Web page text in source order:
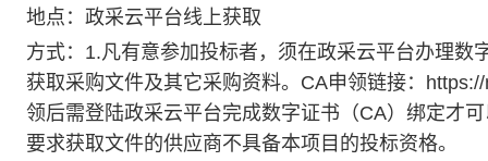
地点：政采云平台线上获取
方式：1.凡有意参加投标者，须在政采云平台办理
获取采购文件及其它采购资料。CA申领链接：
领后需登陆政采云平台完成数字证书（CA）绑定才
要求获取文件的供应商不具备本项目的投标资格。